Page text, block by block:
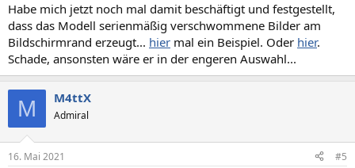
Habe mich jetzt noch mal damit beschäftigt und festgestellt,
dass das Modell serienmäßig verschwommene Bilder am
Bildschirmrand erzeugt... hier mal ein Beispiel. Oder hier.
Schade, ansonsten wäre er in der engeren Auswahl...
M M4ttX
Admiral
16. Mai 2021 #5